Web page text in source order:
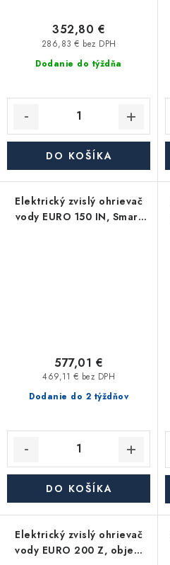
Dodanie do týždňa
286,83 € bez DPH
352,80 €
DO KOŠÍKA
Elektrický zvislý ohrievač
vody EURO 150 IN, Smart
Dodanie do 2 týždňov
469,11 € bez DPH
577,01 €
DO KOŠÍKA
Elektrický zvislý ohrievač
vody EURO 200 Z, objem